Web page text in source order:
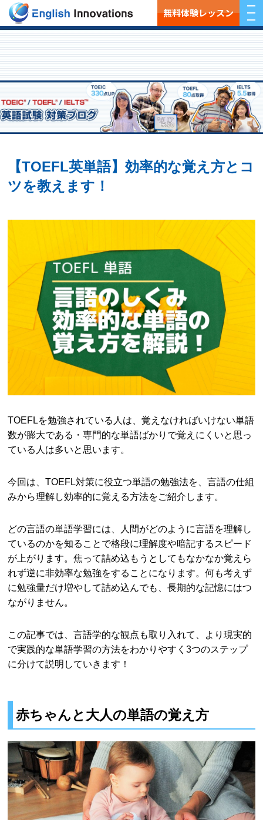
無料体験レッスン
【TOEFL英単語】効率的な覚え方とコ
ツを教えます！
TOEFLを勉強されている人は、覚えなければいけない単語
数が膨大である・専門的な単語ばかりで覚えにくいと思っ
ている人は多いと思います。
今回は、TOEFL対策に役立つ単語の勉強法を、言語の仕組
みから理解し効率的に覚える方法をご紹介します。
どの言語の単語学習には、人間がどのように言語を理解し
ているのかを知ることで格段に理解度や暗記するスピード
が上がります。焦って詰め込もうとしてもなかなか覚えら
れず逆に非効率な勉強をすることになります。何も考えず
に勉強量だけ増やして詰め込んでも、長期的な記憶にはつ
ながりません。
この記事では、言語学的な観点も取り入れて、より現実的
で実践的な単語学習の方法をわかりやすく3つのステップ
に分けて説明していきます！
赤ちゃんと大人の単語の覚え方